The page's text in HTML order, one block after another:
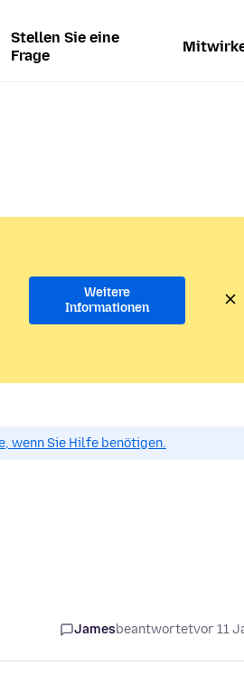
Stellen Sie eine
Frage
Weitere
Informationen
wenn Sie Hilfe benötigen.
Jamesbeantwortetvor 11